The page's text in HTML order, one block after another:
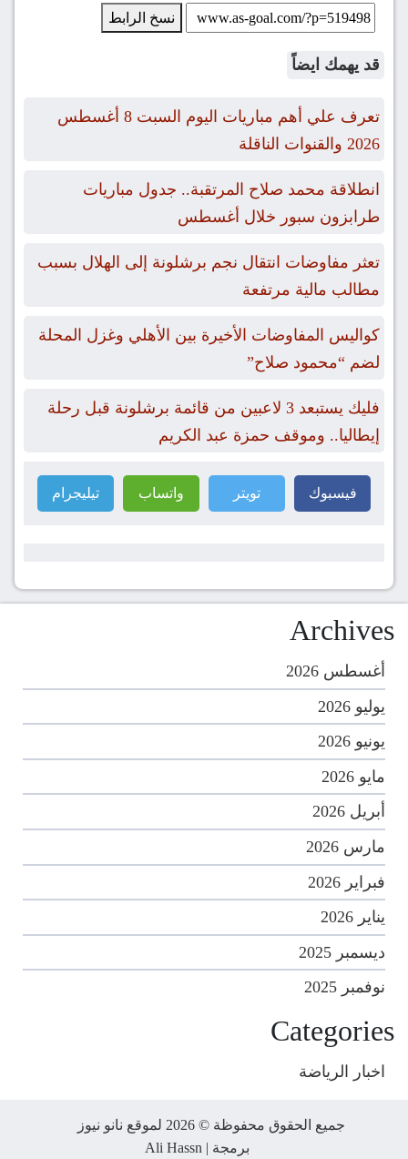
نسخ الرابط
قد يهمك ايضاً
تعرف علي أهم مباريات اليوم السبت 8 أغسطس
2026 والقنوات الناقلة
انطلاقة محمد صلاح المرتقبة.. جدول مباريات
طرابزون سبور خلال أغسطس
تعثر مفاوضات انتقال نجم برشلونة إلى الهلال بسبب
مطالب مالية مرتفعة
كواليس المفاوضات الأخيرة بين الأهلي وغزل المحلة
لضم “محمود صلاح”
فليك يستبعد 3 لاعبين من قائمة برشلونة قبل رحلة
إيطاليا.. وموقف حمزة عبد الكريم
فيسبوك تويتر واتساب تيليجرام
Archives
أغسطس 2026
يوليو 2026
يونيو 2026
مايو 2026
أبريل 2026
مارس 2026
فبراير 2026
يناير 2026
ديسمبر 2025
نوفمبر 2025
Categories
اخبار الرياضة
جميع الحقوق محفوظة © 2026 لموقع نانو نيوز
برمجة | Ali Hassn